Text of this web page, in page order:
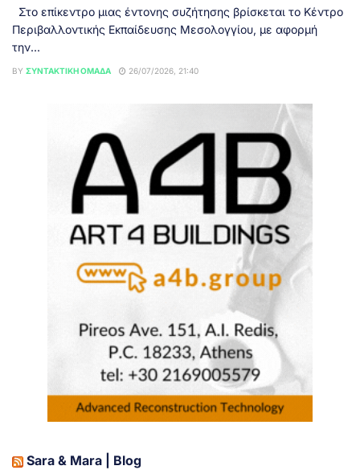
Στο επίκεντρο μιας έντονης συζήτησης βρίσκεται το Κέντρο
Περιβαλλοντικής Εκπαίδευσης Μεσολογγίου, με αφορμή
την...
BY ΣΥΝΤΑΚΤΙΚΉ ΟΜΆΔΑ 26/07/2026, 21:40
Sara & Mara | Blog